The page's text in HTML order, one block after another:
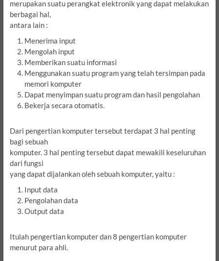
merupakan suatu perangkat elektronik yang dapat melakukan
berbagai hal,
antara lain :
Menerima input
Mengolah input
Memberikan suatu informasi
Menggunakan suatu program yang telah tersimpan pada
memori komputer
Dapat menyimpan suatu program dan hasil pengolahan
Bekerja secara otomatis.
Dari pengertian komputer tersebut terdapat 3 hal penting
bagi sebuah
komputer. 3 hal penting tersebut dapat mewakili keseluruhan
dari fungsi
yang dapat dijalankan oleh sebuah komputer, yaitu :
Input data
Pengolahan data
Output data
Itulah pengertian komputer dan 8 pengertian komputer
menurut para ahli.